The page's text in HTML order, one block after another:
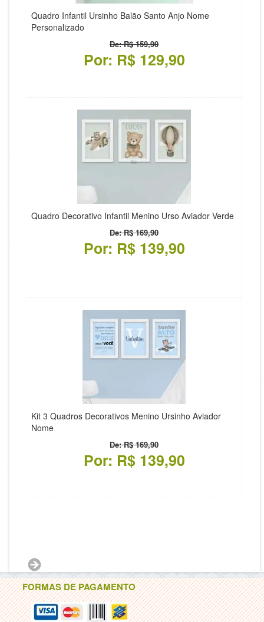
Quadro Infantil Ursinho Balão Santo Anjo Nome
Personalizado
De: R$ 159,90
Por: R$ 129,90
Quadro Decorativo Infantil Menino Urso Aviador Verde
De: R$ 169,90
Por: R$ 139,90
Kit 3 Quadros Decorativos Menino Ursinho Aviador
Nome
De: R$ 169,90
Por: R$ 139,90
FORMAS DE PAGAMENTO